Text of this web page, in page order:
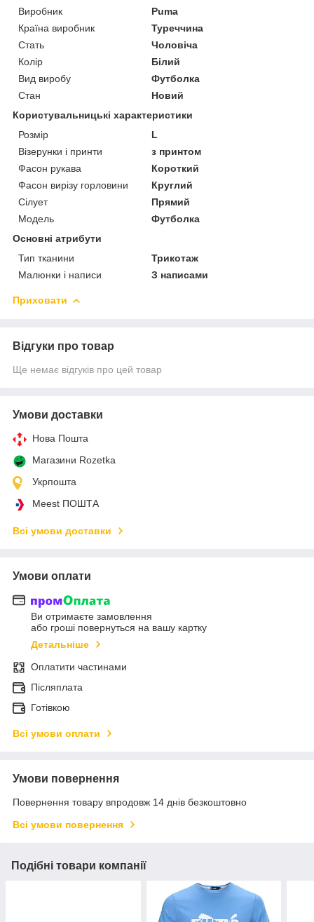
Виробник
Puma
Країна виробник
Туреччина
Стать
Чоловіча
Колір
Білий
Вид виробу
Футболка
Стан
Новий
Користувальницькі характеристики
Розмір
L
Візерунки і принти
з принтом
Фасон рукава
Короткий
Фасон вирізу горловини
Круглий
Сілует
Прямий
Модель
Футболка
Основні атрибути
Тип тканини
Трикотаж
Малюнки і написи
З написами
Приховати
Відгуки про товар
Ще немає відгуків про цей товар
Умови доставки
Нова Пошта
Магазини Rozetka
Укрпошта
Meest ПОШТА
Всі умови доставки
Умови оплати
Ви отримаєте замовлення
або гроші повернуться на вашу картку
Детальніше
Оплатити частинами
Післяплата
Готівкою
Всі умови оплати
Умови повернення
Повернення товару впродовж 14 днів безкоштовно
Всі умови повернення
Подібні товари компанії